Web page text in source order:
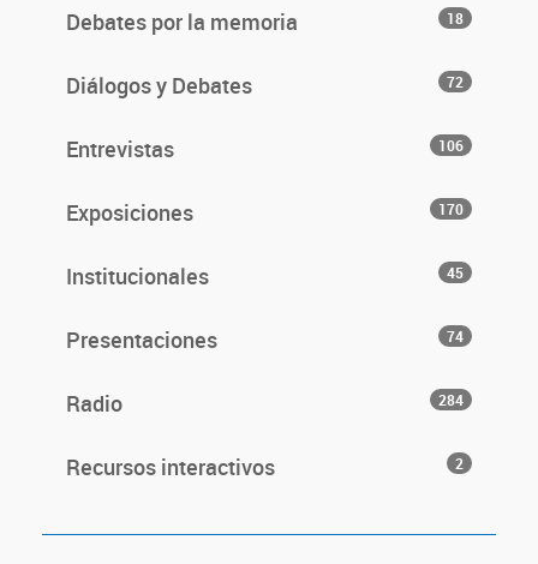
Debates por la memoria 18
Diálogos y Debates 72
Entrevistas 106
Exposiciones 170
Institucionales 45
Presentaciones 74
Radio 284
Recursos interactivos 2